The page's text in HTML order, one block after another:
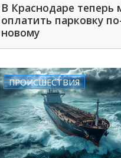
В Краснодаре теперь
оплатить парковку
новому
ПРОИСШЕСТВИЯ